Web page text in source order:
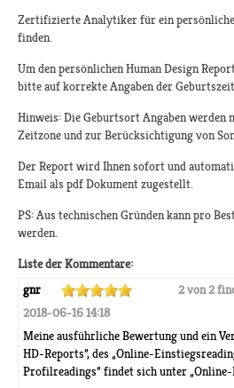
Zertifizierte Analytiker für ein
finden.
Um den persönlichen Human Design
bitte auf korrekte Angaben der
Hinweis: Die Geburtsort Angaben werden
Zeitzone und zur Berücksichtigung von
Der Report wird Ihnen sofort und
Email als pdf Dokument zugestellt.
PS: Aus technischen Gründen kann pro
werden.
Liste der Kommentare:
gnr
2 von 2
2018-06-16 14:18
Meine ausführliche Bewertung und ein
HD-Reports”, des „Online-
Profilreadings” findet sich unter